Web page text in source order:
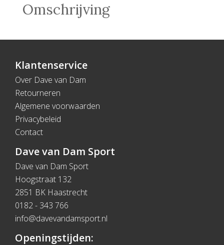
Omschrijving
Klantenservice
Over Dave van Dam
Retourneren
Algemene voorwaarden
Privacybeleid
Contact
Dave van Dam Sport
Dave van Dam Sport
Hoogstraat 132
2851 BK Haastrecht
0182 - 343 766
info@davevandamsport.nl
Openingstijden: